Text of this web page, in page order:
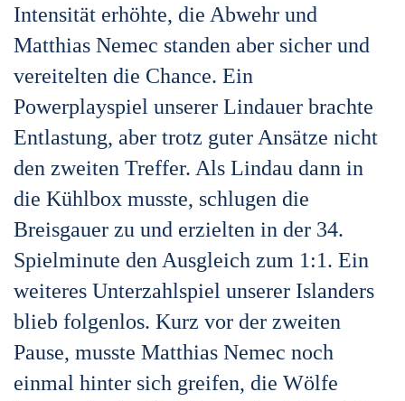
Intensität erhöhte, die Abwehr und
Matthias Nemec standen aber sicher und
vereitelten die Chance. Ein
Powerplayspiel unserer Lindauer brachte
Entlastung, aber trotz guter Ansätze nicht
den zweiten Treffer. Als Lindau dann in
die Kühlbox musste, schlugen die
Breisgauer zu und erzielten in der 34.
Spielminute den Ausgleich zum 1:1. Ein
weiteres Unterzahlspiel unserer Islanders
blieb folgenlos. Kurz vor der zweiten
Pause, musste Matthias Nemec noch
einmal hinter sich greifen, die Wölfe